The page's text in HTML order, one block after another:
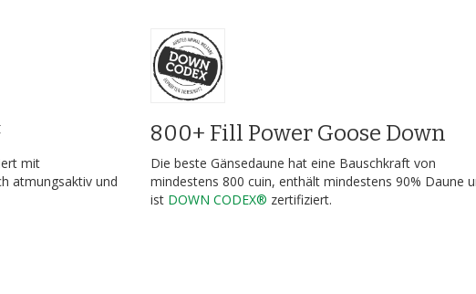
mit
atmungsaktiv und
800+ Fill Power Goose Down
Die beste Gänsedaune hat eine Bauschkraft von
mindestens 800 cuin, enthält mindestens 90% Daune
ist DOWN CODEX® zertifiziert.